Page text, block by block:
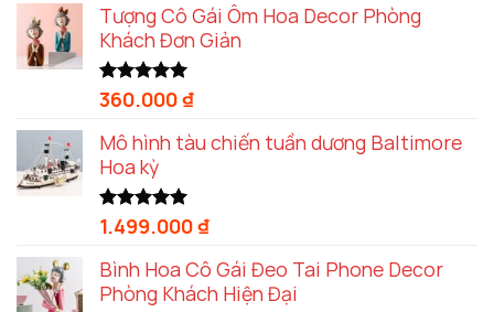
Tượng Cô Gái Ôm Hoa Decor Phòng
Khách Đơn Giản
Được xếp
5 sao
360.000₫
Mô hình tàu chiến tuần dương Baltimore
Hoa kỳ
Được xếp
5 sao
1.499.000₫
Bình Hoa Cô Gái Đeo Tai Phone Decor
Phòng Khách Hiện Đại